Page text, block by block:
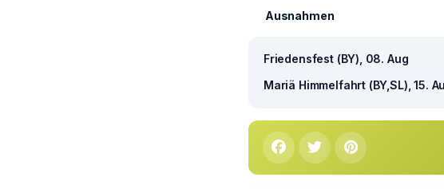
Ausnahmen
Friedensfest (BY), 08. Aug
Mariä Himmelfahrt (BY,SL), 15.